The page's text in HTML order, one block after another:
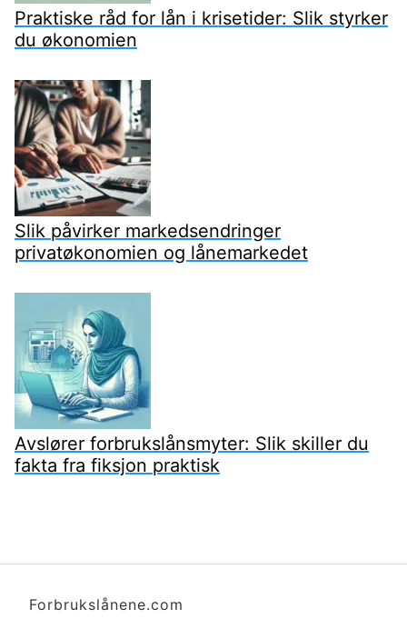
Praktiske råd for lån i krisetider: Slik styrker
du økonomien
Slik påvirker markedsendringer
privatøkonomien og lånemarkedet
Avslører forbrukslånsmyter: Slik skiller du
fakta fra fiksjon praktisk
Forbrukslånene.com